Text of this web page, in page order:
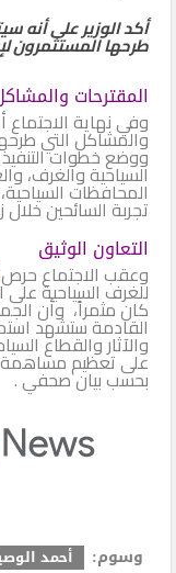
أكد الوزير على أنه
طرحها المستثمرون
المقترحات
وفي نهاية الاجتماع
والمشاكل التي
ووضع خطوات
السياحية والغرف،
المحافظات
تجربة السائحين
التعاون الوثيق
وعقب الاجتماع حرص
للغرف السياحية على
كان مثمراً، وأن
القادمة ستشهد
والآثار والقطاع
على تعظيم مساهمة
بحسب بيان صحفي .
وسوم: أحمد